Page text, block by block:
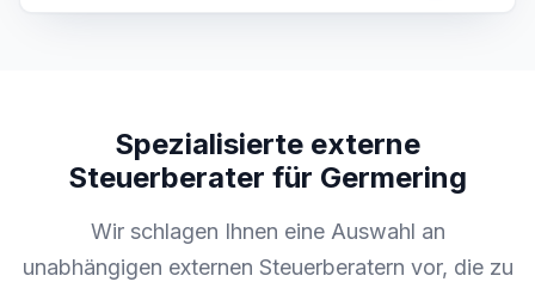
Spezialisierte externe
Steuerberater für Germering
Wir schlagen Ihnen eine Auswahl an
unabhängigen externen Steuerberatern vor, die zu